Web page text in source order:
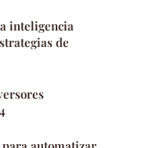
inteligencia
de